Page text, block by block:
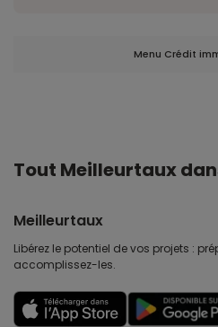
Menu Crédit
Tout Meilleurtaux
Meilleurtaux
Libérez le potentiel de vos projets :
accomplissez-les.